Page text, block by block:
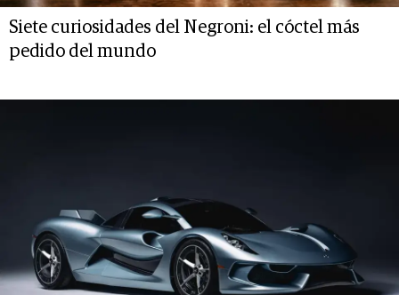
Siete curiosidades del Negroni: el cóctel más
pedido del mundo